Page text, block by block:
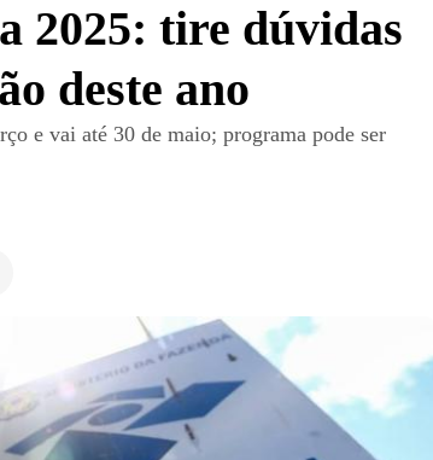
2025: tire dúvidas
deste ano
e vai até 30 de maio; programa pode ser